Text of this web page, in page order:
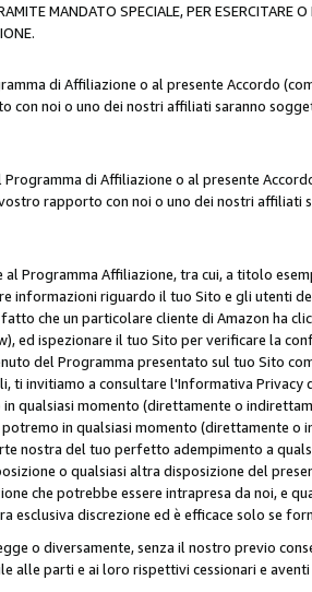
MANDATO SPECIALE, PER ESERCITARE
di Affiliazione o al presente Accordo
con noi o uno dei nostri affiliati saranno
di Affiliazione o al presente
rapporto con noi o uno dei nostri
Programma Affiliazione, tra cui, a titolo
riguardo il tuo Sito e gli utenti
che un particolare cliente di Amazon ha
ed ispezionare il tuo Sito per verificare la
del Programma presentato sul tuo Sito
ti invitiamo a consultare l'Informativa Privacy
qualsiasi momento (direttamente o
in qualsiasi momento (direttamente o
nostra del tuo perfetto adempimento a
o qualsiasi altra disposizione del
che potrebbe essere intrapresa da noi, e
esclusiva discrezione ed è efficace solo se
o diversamente, senza il nostro previo
alle parti e ai loro rispettivi cessionari e aventi